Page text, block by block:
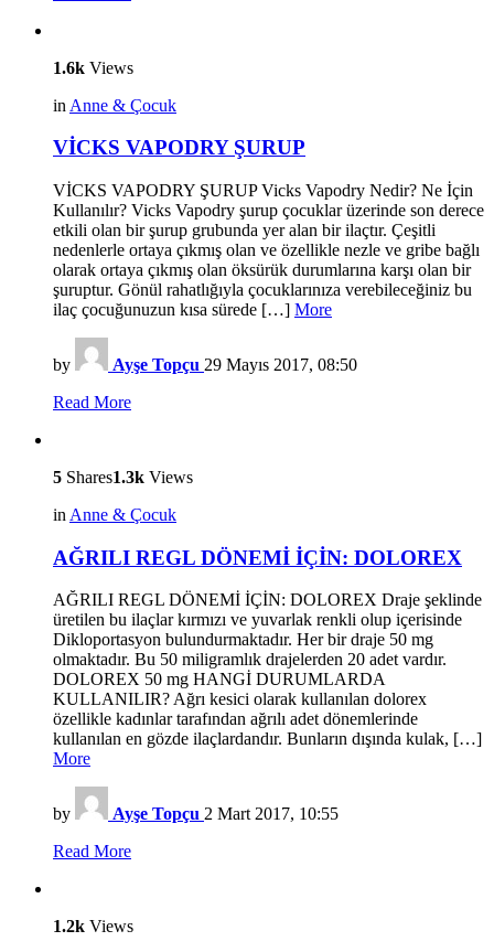
1.6k Views
in Anne & Çocuk
VİCKS VAPODRY ŞURUP
VİCKS VAPODRY ŞURUP Vicks Vapodry Nedir? Ne İçin
Kullanılır? Vicks Vapodry şurup çocuklar üzerinde son derece
etkili olan bir şurup grubunda yer alan bir ilaçtır. Çeşitli
nedenlerle ortaya çıkmış olan ve özellikle nezle ve gribe bağlı
olarak ortaya çıkmış olan öksürük durumlarına karşı olan bir
şuruptur. Gönül rahatlığıyla çocuklarınıza verebileceğiniz bu
ilaç çocuğunuzun kısa sürede […] More
by Ayşe Topçu 29 Mayıs 2017, 08:50
Read More
5 Shares1.3k Views
in Anne & Çocuk
AĞRILI REGL DÖNEMİ İÇİN: DOLOREX
AĞRILI REGL DÖNEMİ İÇİN: DOLOREX Draje şeklinde
üretilen bu ilaçlar kırmızı ve yuvarlak renkli olup içerisinde
Dikloportasyon bulundurmaktadır. Her bir draje 50 mg
olmaktadır. Bu 50 miligramlık drajelerden 20 adet vardır.
DOLOREX 50 mg HANGİ DURUMLARDA
KULLANILIR? Ağrı kesici olarak kullanılan dolorex
özellikle kadınlar tarafından ağrılı adet dönemlerinde
kullanılan en gözde ilaçlardandır. Bunların dışında kulak, […]
More
by Ayşe Topçu 2 Mart 2017, 10:55
Read More
1.2k Views